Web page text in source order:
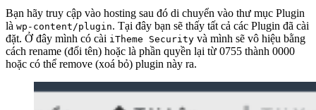
Bạn hãy truy cập vào hosting sau đó di chuyển vào thư mục Plugin
là wp-content/plugin. Tại đây bạn sẽ thấy tất cả các Plugin đã cài
đặt. Ở đây mình có cài iTheme Security và mình sẽ vô hiệu bằng
cách rename (đổi tên) hoặc là phần quyền lại từ 0755 thành 0000
hoặc có thể remove (xoá bỏ) plugin này ra.